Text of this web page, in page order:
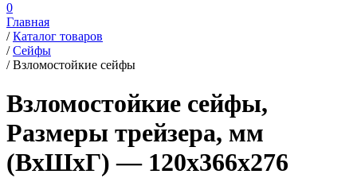
0
Главная
/ Каталог товаров
/ Сейфы
/ Взломостойкие сейфы
Взломостойкие сейфы,
Размеры трейзера, мм
(ВхШхГ) — 120x366x276